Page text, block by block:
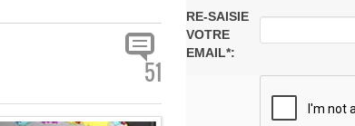
51
RE-SAISIE
VOTRE
EMAIL*: